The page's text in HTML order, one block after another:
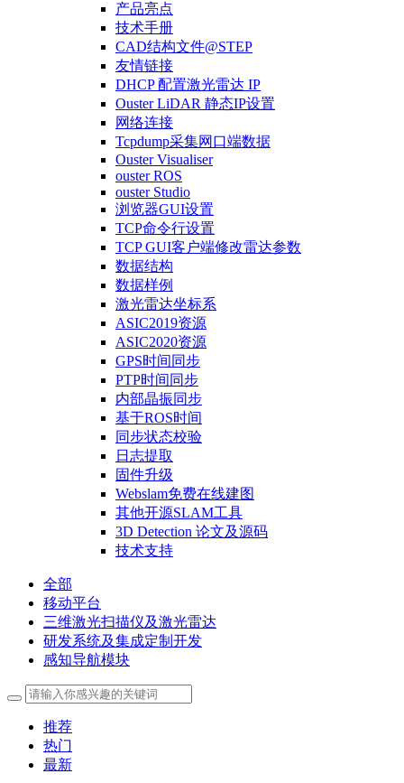
产品亮点
技术手册
CAD结构文件@STEP
友情链接
DHCP 配置激光雷达 IP
Ouster LiDAR 静态IP设置
网络连接
Tcpdump采集网口端数据
Ouster Visualiser
ouster ROS
ouster Studio
浏览器GUI设置
TCP命令行设置
TCP GUI客户端修改雷达参数
数据结构
数据样例
激光雷达坐标系
ASIC2019资源
ASIC2020资源
GPS时间同步
PTP时间同步
内部晶振同步
基于ROS时间
同步状态校验
日志提取
固件升级
Webslam免费在线建图
其他开源SLAM工具
3D Detection 论文及源码
技术支持
全部
移动平台
三维激光扫描仪及激光雷达
研发系统及集成定制开发
感知导航模块
推荐
热门
最新